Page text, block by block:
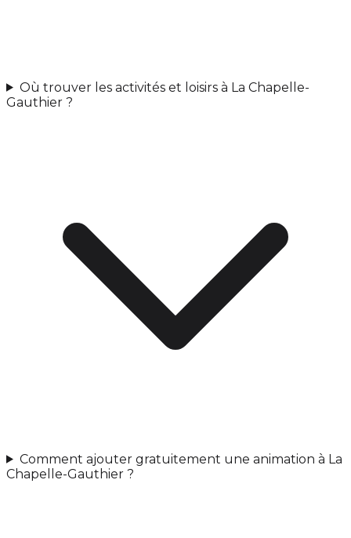
Où trouver les activités et loisirs à La Chapelle-
Gauthier ?
Comment ajouter gratuitement une animation à La
Chapelle-Gauthier ?